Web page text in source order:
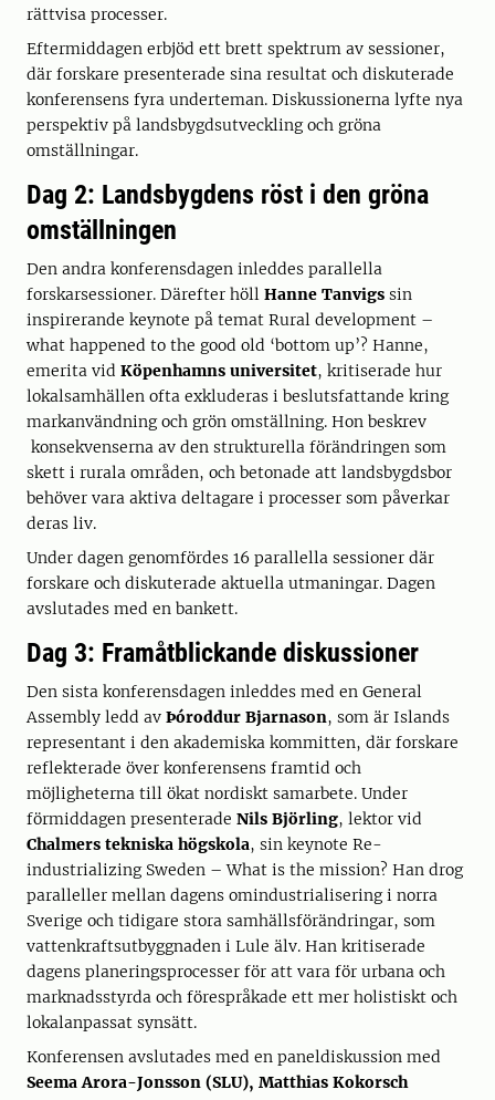
rättvisa processer.
Eftermiddagen erbjöd ett brett spektrum av sessioner,
där forskare presenterade sina resultat och diskuterade
konferensens fyra underteman. Diskussionerna lyfte nya
perspektiv på landsbygdsutveckling och gröna
omställningar.
Dag 2: Landsbygdens röst i den gröna
omställningen
Den andra konferensdagen inleddes parallella
forskarsessioner. Därefter höll Hanne Tanvigs sin
inspirerande keynote på temat Rural development –
what happened to the good old ‘bottom up’? Hanne,
emerita vid Köpenhamns universitet, kritiserade hur
lokalsamhällen ofta exkluderas i beslutsfattande kring
markanvändning och grön omställning. Hon beskrev
konsekvenserna av den strukturella förändringen som
skett i rurala områden, och betonade att landsbygdsbor
behöver vara aktiva deltagare i processer som påverkar
deras liv.
Under dagen genomfördes 16 parallella sessioner där
forskare och diskuterade aktuella utmaningar. Dagen
avslutades med en bankett.
Dag 3: Framåtblickande diskussioner
Den sista konferensdagen inleddes med en General
Assembly ledd av Þóroddur Bjarnason, som är Islands
representant i den akademiska kommitten, där forskare
reflekterade över konferensens framtid och
möjligheterna till ökat nordiskt samarbete. Under
förmiddagen presenterade Nils Björling, lektor vid
Chalmers tekniska högskola, sin keynote Re-
industrializing Sweden – What is the mission? Han drog
paralleller mellan dagens omindustrialisering i norra
Sverige och tidigare stora samhällsförändringar, som
vattenkraftsutbyggnaden i Lule älv. Han kritiserade
dagens planeringsprocesser för att vara för urbana och
marknadsstyrda och förespråkade ett mer holistiskt och
lokalanpassat synsätt.
Konferensen avslutades med en paneldiskussion med
Seema Arora-Jonsson (SLU), Matthias Kokorsch